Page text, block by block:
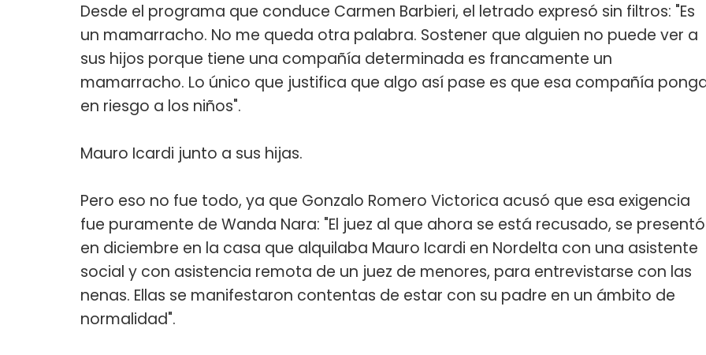
Desde el programa que conduce Carmen Barbieri, el letrado expresó sin filtros: "Es
un mamarracho. No me queda otra palabra. Sostener que alguien no puede ver a
sus hijos porque tiene una compañía determinada es francamente un
mamarracho. Lo único que justifica que algo así pase es que esa compañía
en riesgo a los niños".
Mauro Icardi junto a sus hijas.
Pero eso no fue todo, ya que Gonzalo Romero Victorica acusó que esa exigencia
fue puramente de Wanda Nara: "El juez al que ahora se está recusado, se presentó
en diciembre en la casa que alquilaba Mauro Icardi en Nordelta con una asistente
social y con asistencia remota de un juez de menores, para entrevistarse con las
nenas. Ellas se manifestaron contentas de estar con su padre en un ámbito de
normalidad".